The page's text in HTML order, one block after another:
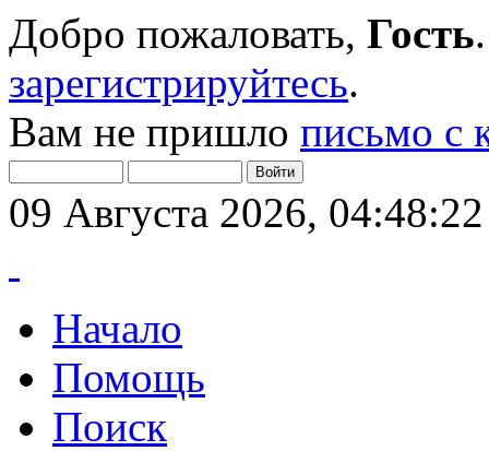
Добро пожаловать, Гость
зарегистрируйтесь.
Вам не пришло письмо с
09 Августа 2026, 04:48:22
Начало
Помощь
Поиск